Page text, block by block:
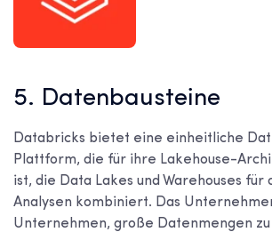
5. Datenbausteine
Databricks bietet eine einheitliche
Plattform, die für ihre Lakehouse-
ist, die Data Lakes und Warehouses
Analysen kombiniert. Das
Unternehmen, große Datenmengen